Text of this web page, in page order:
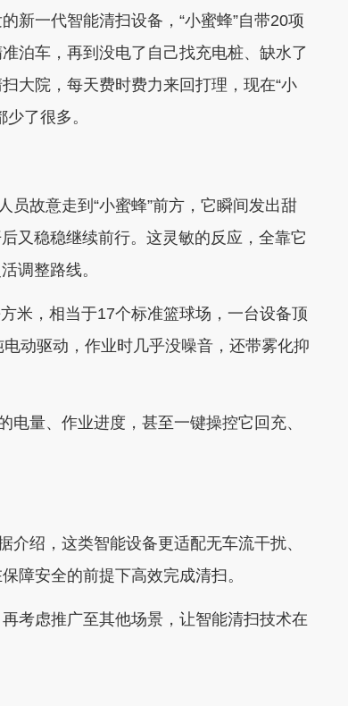
新一代智能清扫设备，“小蜜蜂”自带20项
泊车，再到没电了自己找充电桩、缺水了
大院，每天费时费力来回打理，现在“小
了很多。
员故意走到“小蜜蜂”前方，它瞬间发出甜
又稳稳继续前行。这灵敏的反应，全靠它
调整路线。
米，相当于17个标准篮球场，一台设备顶
动驱动，作业时几乎没噪音，还带雾化抑
电量、作业进度，甚至一键操控它回充、
介绍，这类智能设备更适配无车流干扰、
障安全的前提下高效完成清扫。
考虑推广至其他场景，让智能清扫技术在